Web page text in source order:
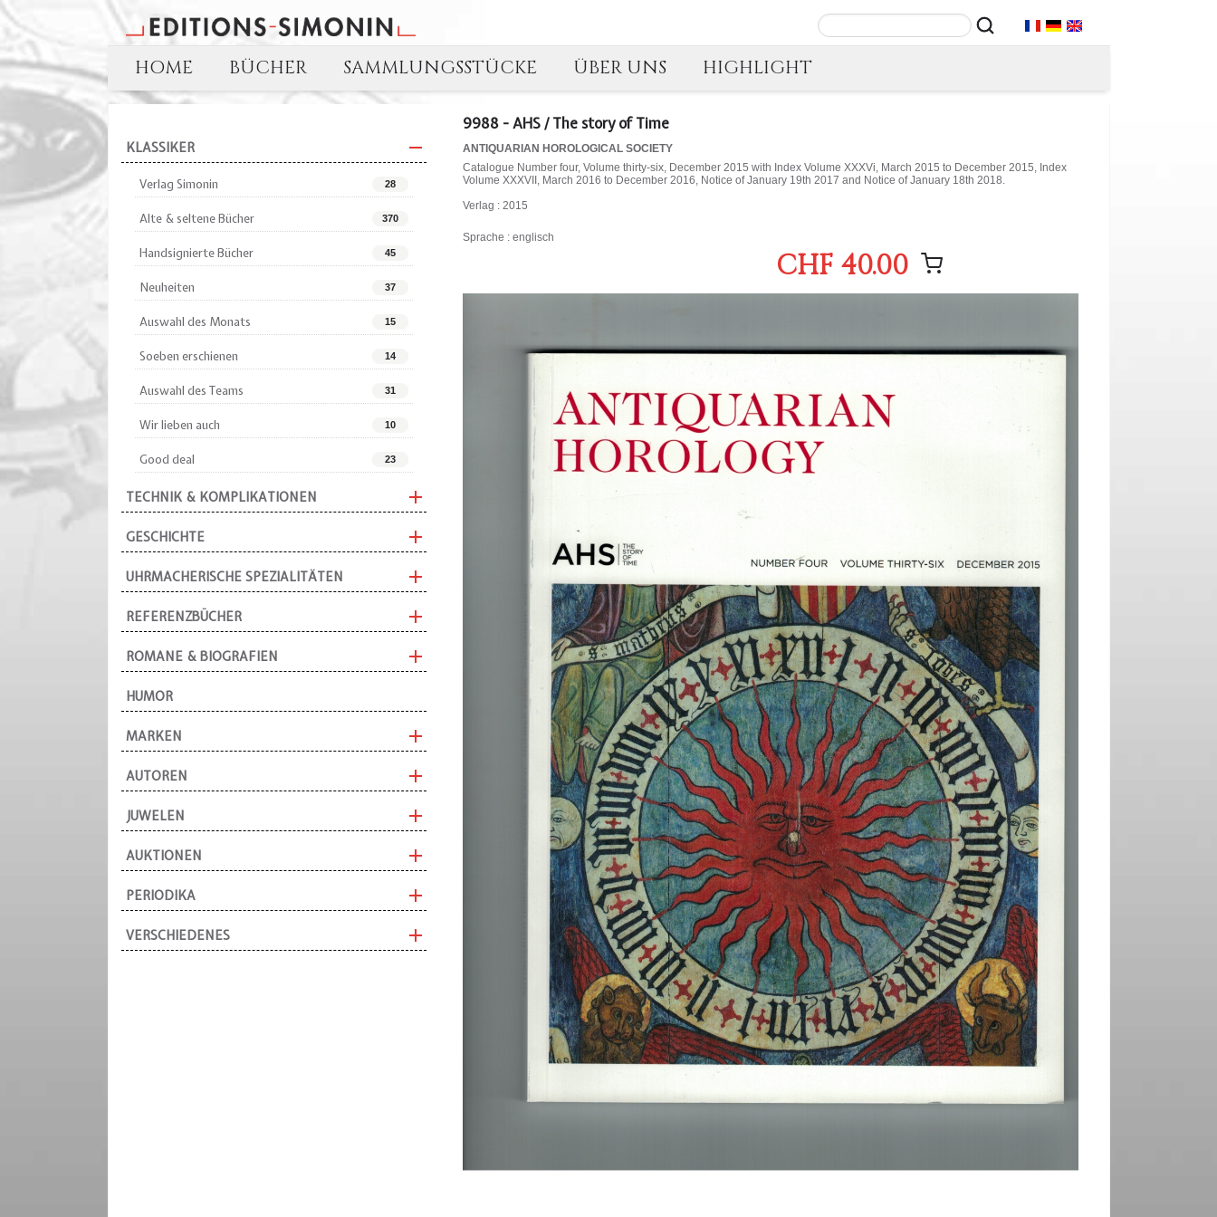
HOME BÜCHER SAMMLUNGSSTÜCKE ÜBER UNS HIGHLIGHT
KLASSIKER
Verlag Simonin 28
Alte & seltene Bücher 370
Handsignierte Bücher 45
Neuheiten 37
Auswahl des Monats 15
Soeben erschienen 14
Auswahl des Teams 31
Wir lieben auch 10
Good deal 23
TECHNIK & KOMPLIKATIONEN
GESCHICHTE
UHRMACHERISCHE SPEZIALITÄTEN
REFERENZBÜCHER
ROMANE & BIOGRAFIEN
HUMOR
MARKEN
AUTOREN
JUWELEN
AUKTIONEN
PERIODIKA
VERSCHIEDENES
9988 - AHS / The story of Time
ANTIQUARIAN HOROLOGICAL SOCIETY
Catalogue Number four, Volume thirty-six, December 2015 with Index Volume XXXVi, March 2015 to December 2015, Index
Volume XXXVII, March 2016 to December 2016, Notice of January 19th 2017 and Notice of January 18th 2018.
Verlag : 2015
Sprache : englisch
CHF 40.00